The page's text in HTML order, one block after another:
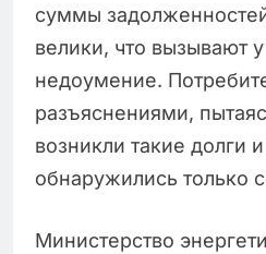
суммы
велики, что вызывают
недоумение.
разъяснениями,
возникли такие долги
обнаружились только
Министерство